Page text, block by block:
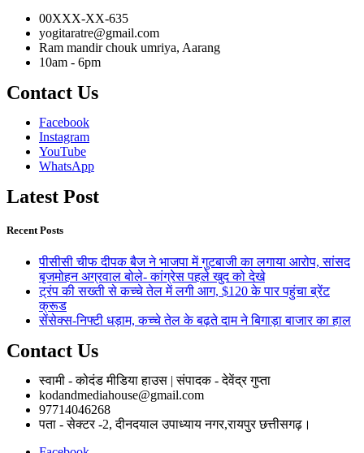
00XXX-XX-635
yogitaratre@gmail.com
Ram mandir chouk umriya, Aarang
10am - 6pm
Contact Us
Facebook
Instagram
YouTube
WhatsApp
Latest Post
Recent Posts
पीसीसी चीफ दीपक बैज ने भाजपा में गुटबाजी का लगाया आरोप, सांसद
बृजमोहन अग्रवाल बोले- कांग्रेस पहले खुद को देखे
ट्रंप की सख्ती से कच्चे तेल में लगी आग, $120 के पार पहुंचा ब्रेंट
क्रूड
सेंसेक्स-निफ्टी धड़ाम, कच्चे तेल के बढ़ते दाम ने बिगाड़ा बाजार का हाल
Contact Us
स्वामी - कोदंड मीडिया हाउस | संपादक - देवेंद्र गुप्ता
kodandmediahouse@gmail.com
97714046268
पता - सेक्टर -2, दीनदयाल उपाध्याय नगर,रायपुर छत्तीसगढ़।